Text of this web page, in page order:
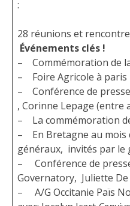
28 réunions et
Événements clés !
– Commémoration de
– Foire Agricole à paris
– Conférence de
, Corinne Lepage (entre
– La commémoration
– En Bretagne au mois
généraux, invités par le
– Conférence de
Governatory, Juliette De
– A/G Occitanie Païs